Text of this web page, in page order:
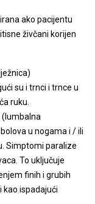
ako pacijentu
živčani korijen
su i trnci i trnce u
ruku.
(lumbalna
u nogama i / ili
Simptomi paralize
To uključuje
finih i grubih
kao ispadajući